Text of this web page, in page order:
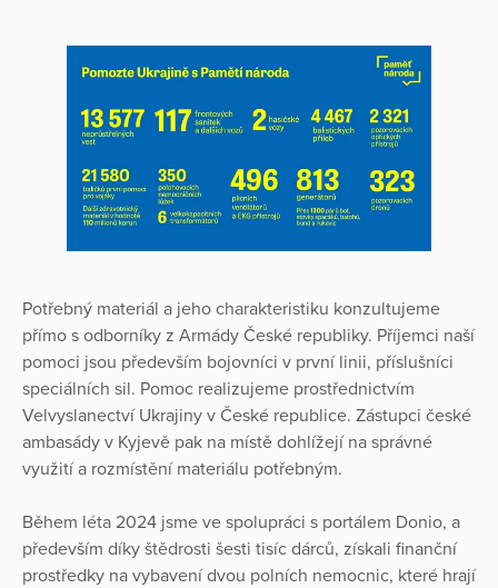
Potřebný materiál a jeho charakteristiku konzultujeme
přímo s odborníky z Armády České republiky. Příjemci naší
pomoci jsou především bojovníci v první linii, příslušníci
speciálních sil. Pomoc realizujeme prostřednictvím
Velvyslanectví Ukrajiny v České republice. Zástupci české
ambasády v Kyjevě pak na místě dohlížejí na správné
využití a rozmístění materiálu potřebným.
Během léta 2024 jsme ve spolupráci s portálem Donio, a
především díky štědrosti šesti tisíc dárců, získali finanční
prostředky na vybavení dvou polních nemocnic, které hrají